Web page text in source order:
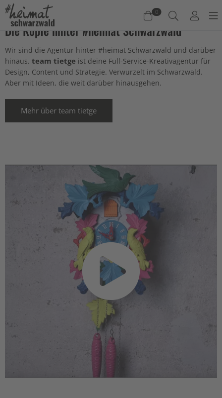
0
Warenkorb
Es befinden sich keine Produkte im Warenkorb.
Die Köpfe hinter #heimat Schwarzwald
Wir sind die Agentur hinter #heimat Schwarzwald und darüber
hinaus. team tietge ist deine Full-Service-Kreativagentur für
Design, Content und Strategie. Verwurzelt im Schwarzwald.
Aber mit Ideen, die weit darüber hinausgehen.
Mehr über team tietge